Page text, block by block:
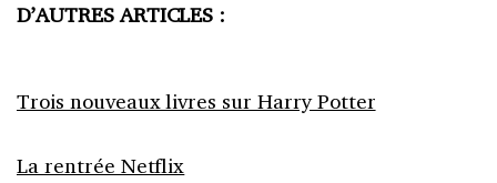
D’AUTRES ARTICLES :
Trois nouveaux livres sur Harry Potter
La rentrée Netflix